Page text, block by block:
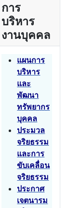
การ
บริหาร
งานบุคคล
แผนการ
บริหาร
และ
พัฒนา
ทรัพยากร
บุคคล
ประมวล
จริยธรรม
และการ
ขับเคลื่อน
จริยธรรม
ประกาศ
เจตนารม